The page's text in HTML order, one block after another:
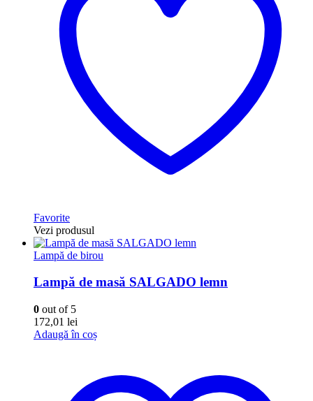
Favorite
Vezi produsul
Lampă de birou
Lampă de masă SALGADO lemn
0 out of 5
172,01 lei
Adaugă în coș